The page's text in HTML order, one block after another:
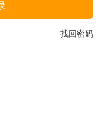
找回密码